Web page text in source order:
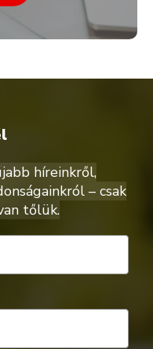
híreinkről,
– csak
tőlük.